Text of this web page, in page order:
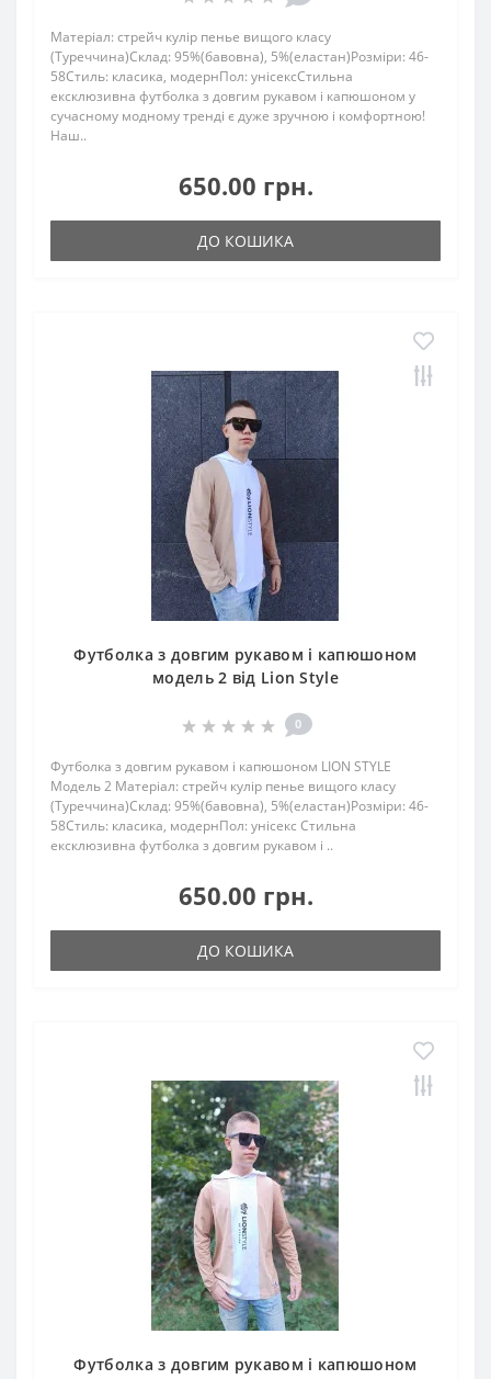
Матеріал: стрейч кулір пенье вищого класу
(Туреччина)Склад: 95%(бавовна), 5%(еластан)Розміри: 46-
58Стиль: класика, модернПол: унісексСтильна
ексклюзивна футболка з довгим рукавом і капюшоном у
сучасному модному тренді є дуже зручною і комфортною!
Наш..
650.00 грн.
ДО КОШИКА
Футболка з довгим рукавом і капюшоном
модель 2 від Lion Style
0
Футболка з довгим рукавом і капюшоном LION STYLE
Модель 2 Матеріал: стрейч кулір пенье вищого класу
(Туреччина)Склад: 95%(бавовна), 5%(еластан)Розміри: 46-
58Стиль: класика, модернПол: унісекс Стильна
ексклюзивна футболка з довгим рукавом і ..
650.00 грн.
ДО КОШИКА
Футболка з довгим рукавом і капюшоном